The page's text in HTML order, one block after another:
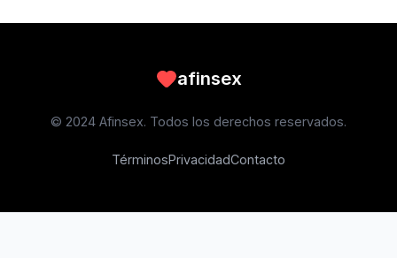
afinsex
© 2024 Afinsex. Todos los derechos reservados.
TérminosPrivacidadContacto